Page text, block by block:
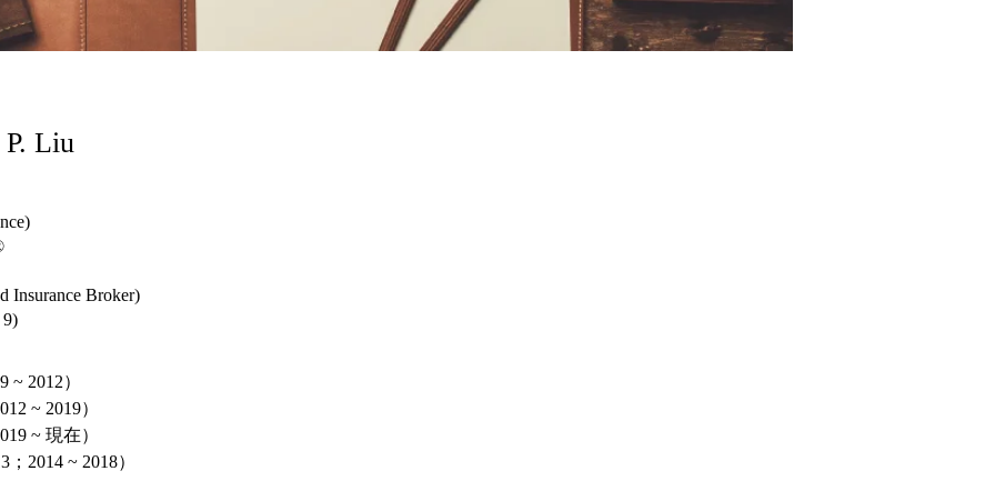
Liu
Insurance Broker)
9)
2012）
~ 2019）
~ 現在）
2014 ~ 2018）